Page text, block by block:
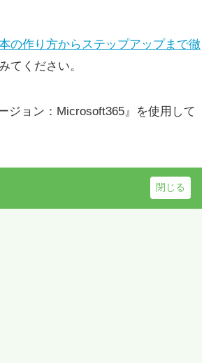
の作り方からステップアップまで徹
てください。
ジョン：Microsoft365』を使用して